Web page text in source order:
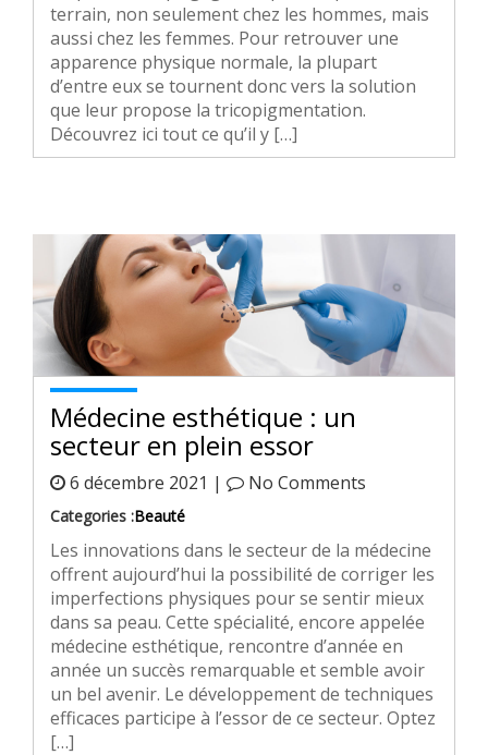
terrain, non seulement chez les hommes, mais
aussi chez les femmes. Pour retrouver une
apparence physique normale, la plupart
d’entre eux se tournent donc vers la solution
que leur propose la tricopigmentation.
Découvrez ici tout ce qu’il y […]
Médecine esthétique : un
secteur en plein essor
6 décembre 2021 | No Comments
Categories :Beauté
Les innovations dans le secteur de la médecine
offrent aujourd’hui la possibilité de corriger les
imperfections physiques pour se sentir mieux
dans sa peau. Cette spécialité, encore appelée
médecine esthétique, rencontre d’année en
année un succès remarquable et semble avoir
un bel avenir. Le développement de techniques
efficaces participe à l’essor de ce secteur. Optez
[…]